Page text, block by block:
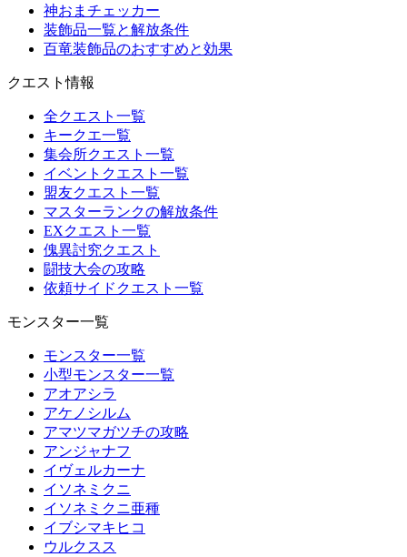
神おまチェッカー
装飾品一覧と解放条件
百竜装飾品のおすすめと効果
クエスト情報
全クエスト一覧
キークエ一覧
集会所クエスト一覧
イベントクエスト一覧
盟友クエスト一覧
マスターランクの解放条件
EXクエスト一覧
傀異討究クエスト
闘技大会の攻略
依頼サイドクエスト一覧
モンスター一覧
モンスター一覧
小型モンスター一覧
アオアシラ
アケノシルム
アマツマガツチの攻略
アンジャナフ
イヴェルカーナ
イソネミクニ
イソネミクニ亜種
イブシマキヒコ
ウルクスス